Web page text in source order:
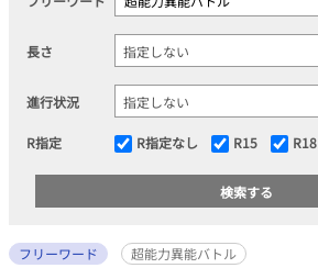
長さ
進行状況
R指定 R指定なし R15 R18
フリーワード
超能力異能バトル